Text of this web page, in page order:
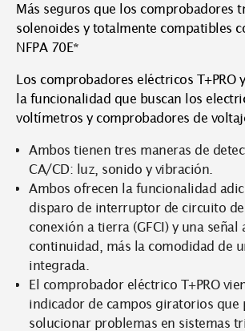
Más seguros que los comprobadores
solenoides y totalmente compatibles
NFPA 70E*
Los comprobadores eléctricos T+PRO
la funcionalidad que buscan los
voltímetros y comprobadores de
Ambos tienen tres maneras de
CA/CD: luz, sonido y vibración.
Ambos ofrecen la funcionalidad
disparo de interruptor de circuito
conexión a tierra (GFCI) y una señal
continuidad, más la comodidad de
integrada.
El comprobador eléctrico T+PRO
indicador de campos giratorios que
solucionar problemas en sistemas